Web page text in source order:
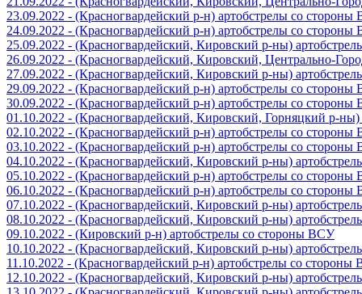
23.09.2022 - (Красногвардейский р-н) артобстрелы со
24.09.2022 - (Красногвардейский р-н) артобстрелы со
25.09.2022 - (Красногвардейский, Кировский р-ны)
26.09.2022 - (Красногвардейский, Кировский, Центрально-
27.09.2022 - (Красногвардейский, Кировский р-ны)
29.09.2022 - (Красногвардейский р-н) артобстрелы со
30.09.2022 - (Красногвардейский р-н) артобстрелы со
01.10.2022 - (Красногвардейский, Кировский, Горняцкий р-
02.10.2022 - (Красногвардейский р-н) артобстрелы со
03.10.2022 - (Красногвардейский р-н) артобстрелы со
04.10.2022 - (Красногвардейский, Кировский р-ны)
05.10.2022 - (Красногвардейский р-н) артобстрелы со
06.10.2022 - (Красногвардейский р-н) артобстрелы со
07.10.2022 - (Красногвардейский, Кировский р-ны)
08.10.2022 - (Красногвардейский, Кировский р-ны)
09.10.2022 - (Кировский р-н) артобстрелы со стороны ВСУ
10.10.2022 - (Красногвардейский, Кировский р-ны)
11.10.2022 - (Красногвардейский р-н) артобстрелы со стороны
12.10.2022 - (Красногвардейский, Кировский р-ны)